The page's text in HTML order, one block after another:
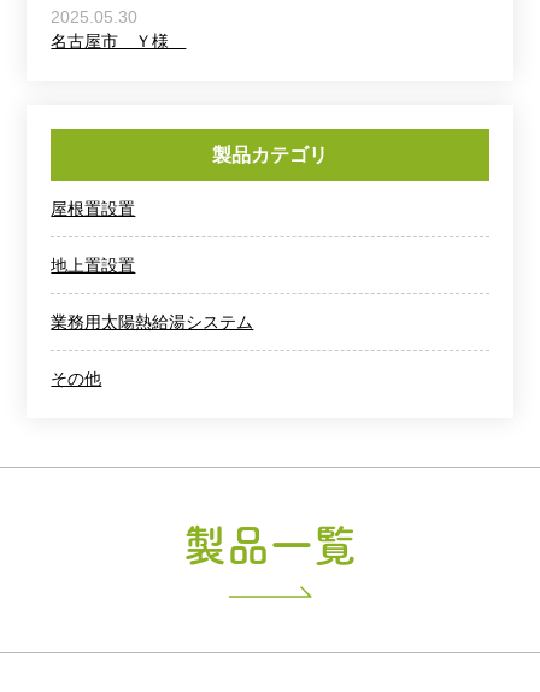
2025.05.30
名古屋市 Ｙ様
製品カテゴリ
屋根置設置
地上置設置
業務用太陽熱給湯システム
その他
製品一覧